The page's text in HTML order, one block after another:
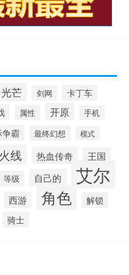
光芒 剑网 卡丁车
属性 开原 手机
争霸 最终幻想 模式
火线 热血传奇 王国
等级 自己的 艾尔
西游 角色 解锁
骑士